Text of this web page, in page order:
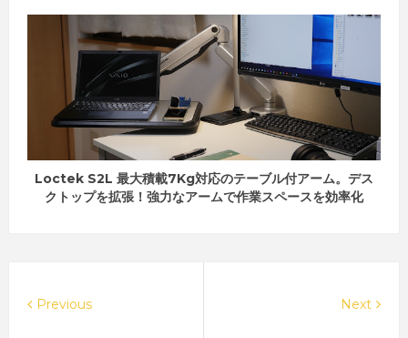
Loctek S2L 最大積載7Kg対応のテーブル付アーム。デス
クトップを拡張！強力なアームで作業スペースを効率化
Next
Previous